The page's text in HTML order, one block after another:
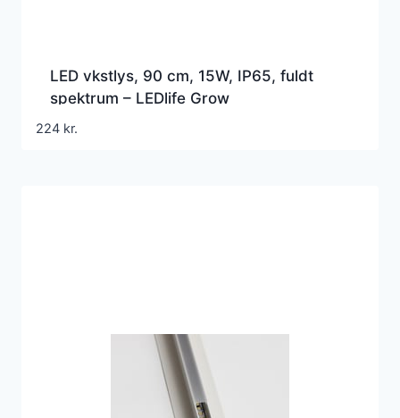
LED vkstlys, 90 cm, 15W, IP65, fuldt
spektrum – LEDlife Grow
224 kr.